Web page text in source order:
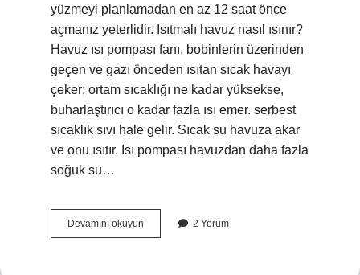
yüzmeyi planlamadan en az 12 saat önce
açmanız yeterlidir. Isıtmalı havuz nasıl ısınır?
Havuz ısı pompası fanı, bobinlerin üzerinden
geçen ve gazı önceden ısıtan sıcak havayı
çeker; ortam sıcaklığı ne kadar yüksekse,
buharlaştırıcı o kadar fazla ısı emer. serbest
sıcaklık sıvı hale gelir. Sıcak su havuza akar
ve onu ısıtır. Isı pompası havuzdan daha fazla
soğuk su…
Devamını okuyun
Havuz
2 Yorum